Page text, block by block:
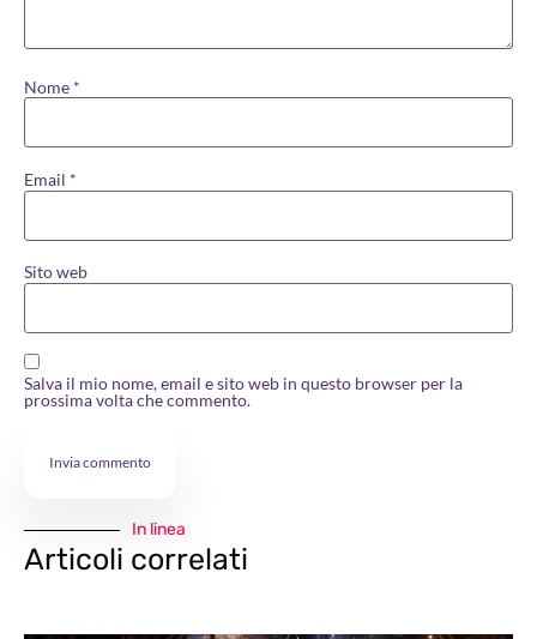
Nome *
Email *
Sito web
Salva il mio nome, email e sito web in questo browser per la
prossima volta che commento.
In linea
Articoli correlati